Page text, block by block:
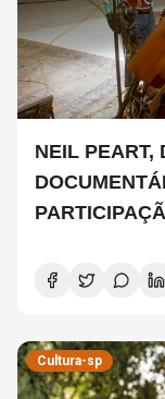
NEIL PEART,
Cultura-sp